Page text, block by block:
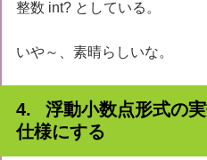
整数 int? としている。
いや～、素晴らしいな。
浮動小数点形式の
仕様にする